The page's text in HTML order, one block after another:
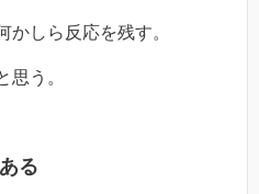
しら反応を残す。
う。
る